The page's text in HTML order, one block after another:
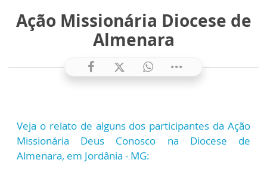
Ação Missionária Diocese de
Almenara
Veja o relato de alguns dos participantes da Ação
Missionária Deus Conosco na Diocese de
Almenara, em Jordânia - MG: